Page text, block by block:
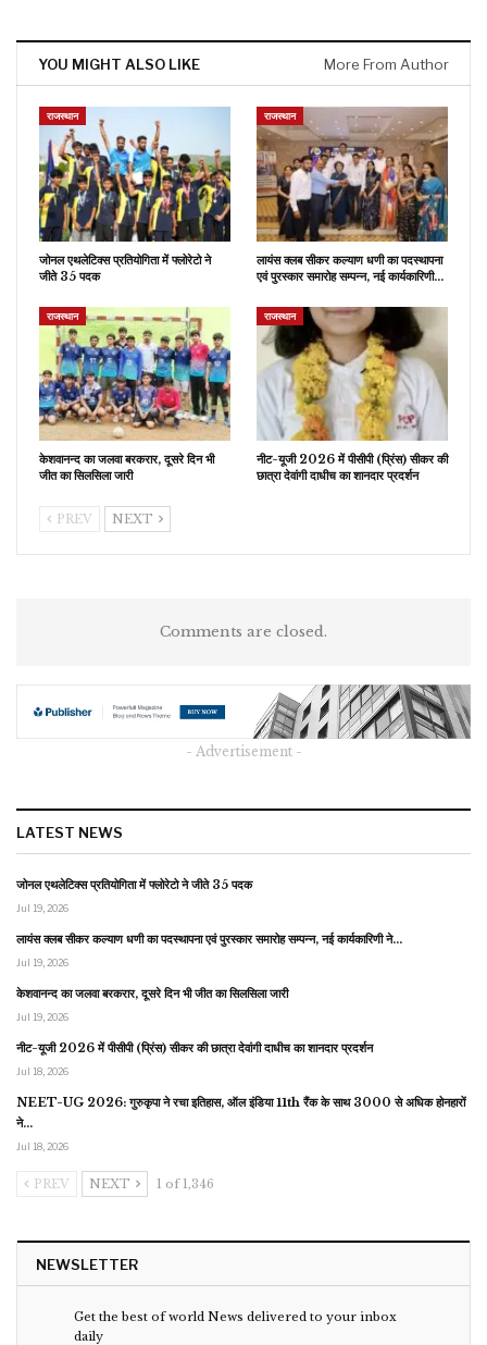
YOU MIGHT ALSO LIKE More From Author
राजस्थान
जोनल एथलेटिक्स प्रतियोगिता में फ्लोरेटो ने
जीते 35 पदक
राजस्थान
लायंस क्लब सीकर कल्याण धणी का पदस्थापना
एवं पुरस्कार समारोह सम्पन्न, नई कार्यकारिणी…
राजस्थान
केशवानन्द का जलवा बरकरार, दूसरे दिन भी
जीत का सिलसिला जारी
राजस्थान
नीट-यूजी 2026 में पीसीपी (प्रिंस) सीकर की
छात्रा देवांगी दाधीच का शानदार प्रदर्शन
PREV NEXT
Comments are closed.
- Advertisement -
LATEST NEWS
जोनल एथलेटिक्स प्रतियोगिता में फ्लोरेटो ने जीते 35 पदक
Jul 19, 2026
लायंस क्लब सीकर कल्याण धणी का पदस्थापना एवं पुरस्कार समारोह सम्पन्न, नई कार्यकारिणी ने…
Jul 19, 2026
केशवानन्द का जलवा बरकरार, दूसरे दिन भी जीत का सिलसिला जारी
Jul 19, 2026
नीट-यूजी 2026 में पीसीपी (प्रिंस) सीकर की छात्रा देवांगी दाधीच का शानदार प्रदर्शन
Jul 18, 2026
NEET-UG 2026: गुरुकृपा ने रचा इतिहास, ऑल इंडिया 11th रैंक के साथ 3000 से अधिक होनहारों
ने…
Jul 18, 2026
PREV NEXT 1 of 1,346
NEWSLETTER
Get the best of world News delivered to your inbox
daily